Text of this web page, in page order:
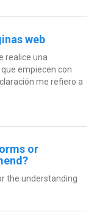
web
realice una
empiecen con
me refiero a
or
the understanding